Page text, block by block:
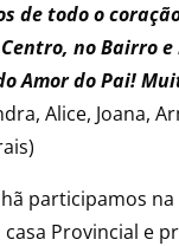
de todo o
no Bairro e
Amor do Pai!
Alice, Joana,
participamos na
Provincial e